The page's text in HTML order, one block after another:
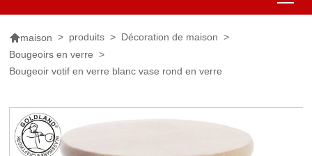
maison > produits > Décoration de maison >
Bougeoirs en verre >
Bougeoir votif en verre blanc vase rond en verre